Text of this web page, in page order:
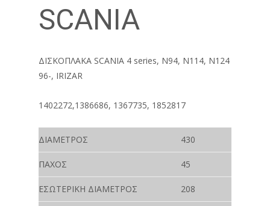
SCANIA
ΔΙΣΚΟΠΛΑΚΑ SCANIA 4 series, N94, N114, N124
96-, IRIZAR
1402272,1386686, 1367735, 1852817
ΔΙΑΜΕΤΡΟΣ 430
ΠΑΧΟΣ 45
ΕΣΩΤΕΡΙΚΗ ΔΙΑΜΕΤΡΟΣ 208